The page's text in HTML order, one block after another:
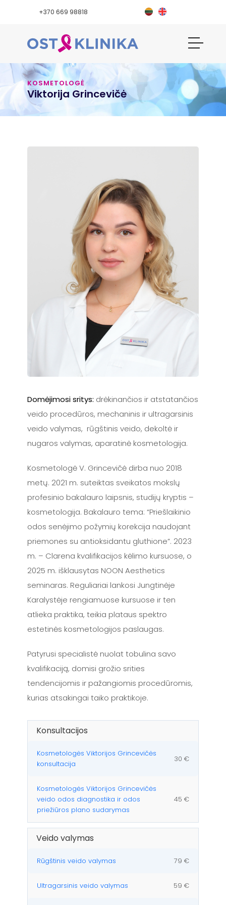
+370 669 98818
KOSMETOLOGĖ
Viktorija Grincevičė
Domėjimosi sritys: drėkinančios ir atstatančios
veido procedūros, mechaninis ir ultragarsinis
veido valymas, rūgštinis veido, dekoltė ir
nugaros valymas, aparatinė kosmetologija.
Kosmetologė V. Grincevičė dirba nuo 2018
metų. 2021 m. suteiktas sveikatos mokslų
profesinio bakalauro laipsnis, studijų kryptis –
kosmetologija. Bakalauro tema: “Priešlaikinio
odos senėjimo požymių korekcija naudojant
priemones su antioksidantu gluthione”. 2023
m. – Clarena kvalifikacijos kėlimo kursuose, o
2025 m. išklausytas NOON Aesthetics
seminaras. Reguliariai lankosi Jungtinėje
Karalystėje rengiamuose kursuose ir ten
atlieka praktika, teikia plataus spektro
estetinės kosmetologijos paslaugas.
Patyrusi specialistė nuolat tobulina savo
kvalifikaciją, domisi grožio srities
tendencijomis ir pažangiomis procedūromis,
kurias atsakingai taiko praktikoje.
Konsultacijos
Kosmetologės Viktorijos Grincevičės
konsultacija
30 €
Kosmetologės Viktorijos Grincevičės
veido odos diagnostika ir odos
priežiūros plano sudarymas
45 €
Veido valymas
Rūgštinis veido valymas 79 €
Ultragarsinis veido valymas 59 €